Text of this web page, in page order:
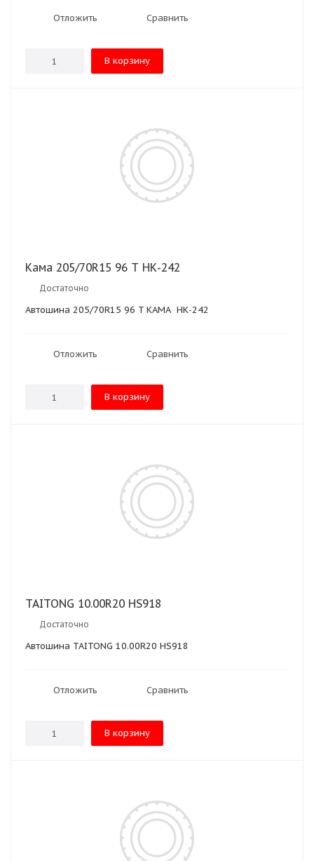
Отложить Сравнить
В корзину
Кама 205/70R15 96 T НК-242
Достаточно
Автошина 205/70R15 96 T КАМА НК-242
Отложить Сравнить
В корзину
TAITONG 10.00R20 HS918
Достаточно
Автошина TAITONG 10.00R20 HS918
Отложить Сравнить
В корзину